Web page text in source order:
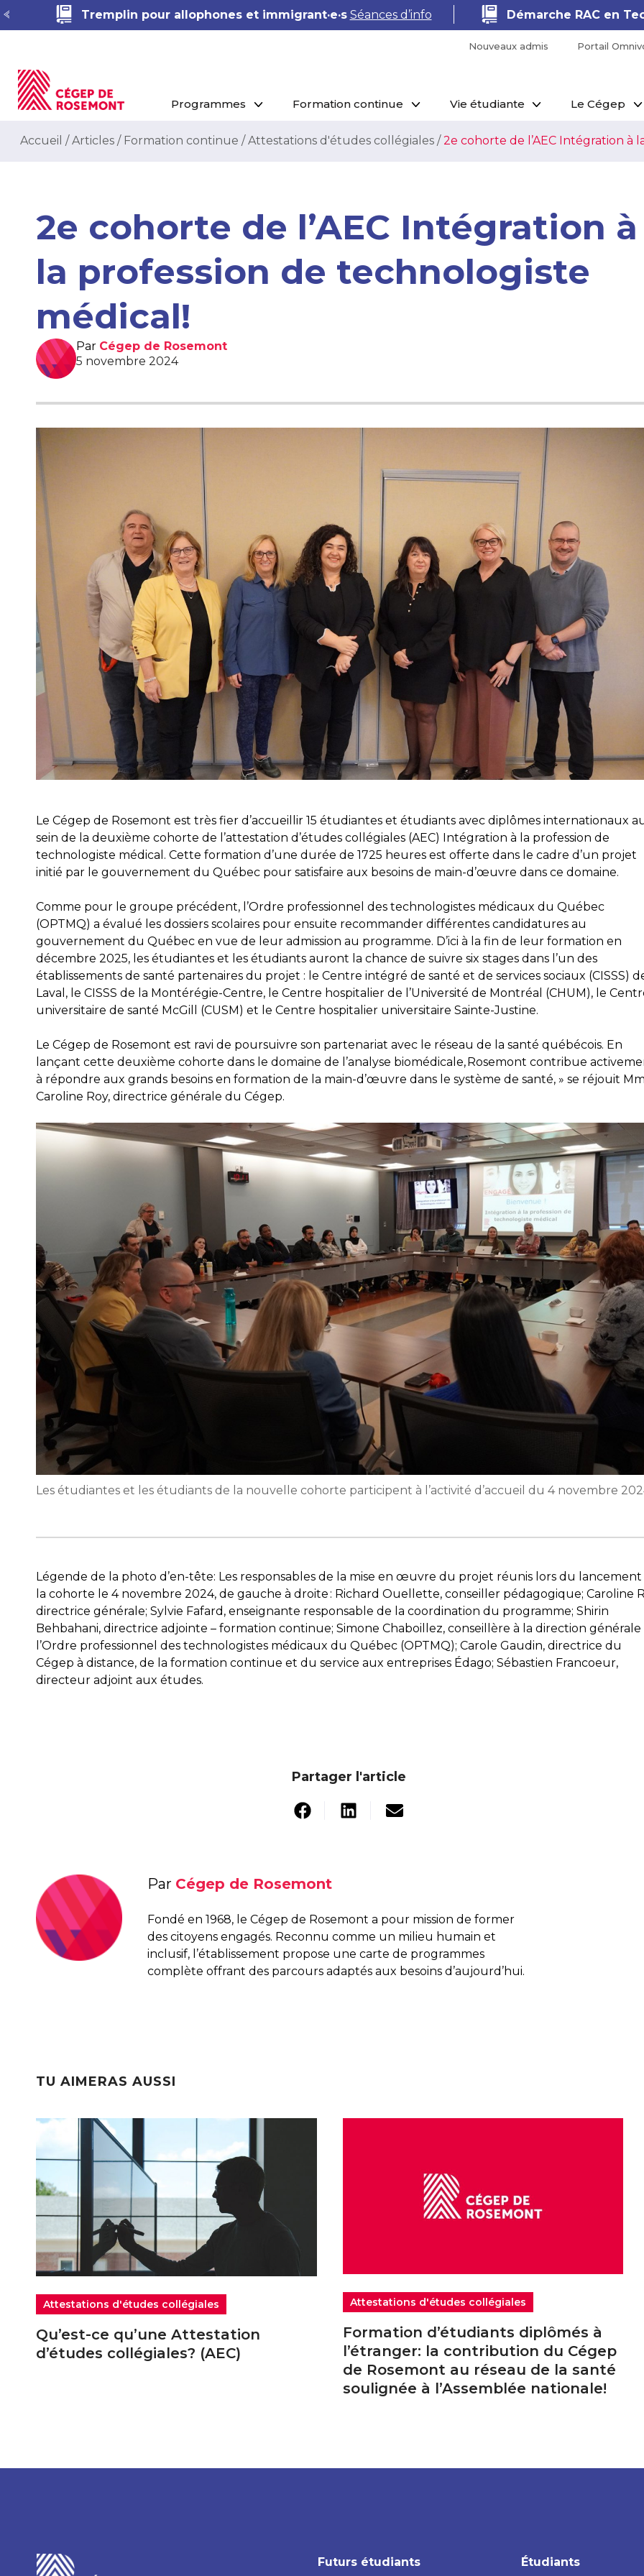
Démarche RAC en Techniques de pharmacie Séances d’information Shopify ·
Nouveaux admis Portail
Programmes Formation continue Vie étudiante Le Cégep
Accueil /Articles / Formation continue /Attestations d'études collégiales /2e cohorte de l’AEC Intégration à
2e cohorte de l’AEC Intégration à
la profession de technologiste
médical!
Par Cégep de Rosemont
5 novembre 2024
Le Cégep de Rosemont est très fier d’accueillir 15 étudiantes et étudiants avec diplômes internationaux
sein de la deuxième cohorte de l’attestation d’études collégiales (AEC) Intégration à la profession de
technologiste médical. Cette formation d’une durée de 1725 heures est offerte dans le cadre d’un projet
initié par le gouvernement du Québec pour satisfaire aux besoins de main-d’œuvre dans ce domaine.
Comme pour le groupe précédent, l’Ordre professionnel des technologistes médicaux du Québec
(OPTMQ) a évalué les dossiers scolaires pour ensuite recommander différentes candidatures au
gouvernement du Québec en vue de leur admission au programme. D’ici à la fin de leur formation en
décembre 2025, les étudiantes et les étudiants auront la chance de suivre six stages dans l’un des
établissements de santé partenaires du projet : le Centre intégré de santé et de services sociaux (CISSS)
Laval, le CISSS de la Montérégie-Centre, le Centre hospitalier de l’Université de Montréal (CHUM), le
universitaire de santé McGill (CUSM) et le Centre hospitalier universitaire Sainte-Justine.
Le Cégep de Rosemont est ravi de poursuivre son partenariat avec le réseau de la santé québécois. En
lançant cette deuxième cohorte dans le domaine de l’analyse biomédicale, Rosemont contribue
à répondre aux grands besoins en formation de la main-d’œuvre dans le système de santé, » se réjouit
Caroline Roy, directrice générale du Cégep.
Les étudiantes et les étudiants de la nouvelle cohorte participent à l’activité d’accueil du 4 novembre
Légende de la photo d’en-tête: Les responsables de la mise en œuvre du projet réunis lors du
la cohorte le 4 novembre 2024, de gauche à droite : Richard Ouellette, conseiller pédagogique; Caroline
directrice générale; Sylvie Fafard, enseignante responsable de la coordination du programme; Shirin
Behbahani, directrice adjointe – formation continue; Simone Chaboillez, conseillère à la direction générale
l’Ordre professionnel des technologistes médicaux du Québec (OPTMQ); Carole Gaudin, directrice du
Cégep à distance, de la formation continue et du service aux entreprises Édago; Sébastien Francoeur,
directeur adjoint aux études.
Partager l'article
Par Cégep de Rosemont
Fondé en 1968, le Cégep de Rosemont a pour mission de former
des citoyens engagés. Reconnu comme un milieu humain et
inclusif, l’établissement propose une carte de programmes
complète offrant des parcours adaptés aux besoins d’aujourd’hui.
TU AIMERAS AUSSI
Attestations d'études collégiales
Qu’est-ce qu’une Attestation
d’études collégiales? (AEC)
Attestations d'études collégiales
Formation d’étudiants diplômés à
l’étranger: la contribution du Cégep
de Rosemont au réseau de la santé
soulignée à l’Assemblée nationale!
Futurs étudiants Étudiants